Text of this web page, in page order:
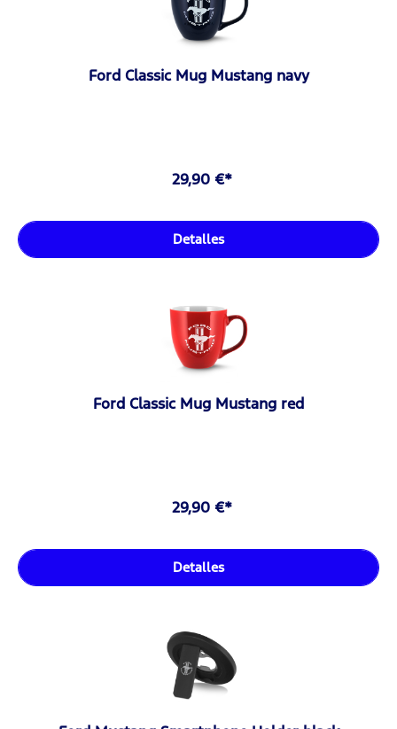
Ford Classic Mug Mustang navy
29,90 €*
Detalles
Ford Classic Mug Mustang red
29,90 €*
Detalles